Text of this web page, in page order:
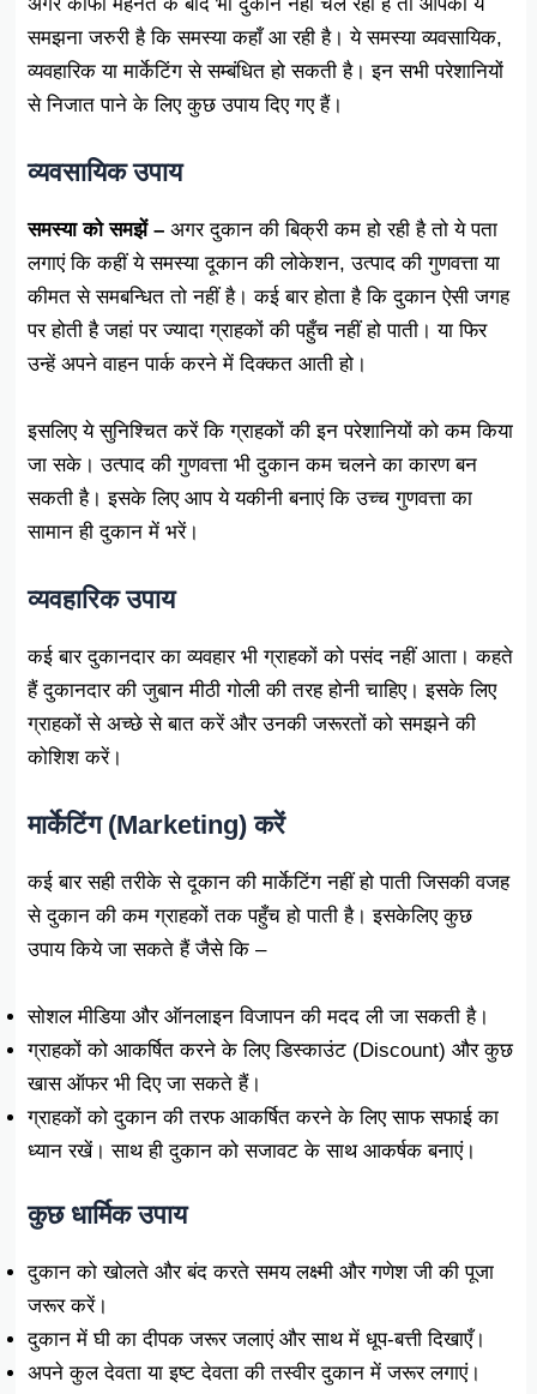
अगर काफी मेहनत के बाद भी दुकान नहीं चल रही है तो आपको ये
समझना जरुरी है कि समस्या कहाँ आ रही है। ये समस्या व्यवसायिक,
व्यवहारिक या मार्केटिंग से सम्बंधित हो सकती है। इन सभी परेशानियों
से निजात पाने के लिए कुछ उपाय दिए गए हैं।
व्यवसायिक उपाय
समस्या को समझें – अगर दुकान की बिक्री कम हो रही है तो ये पता
लगाएं कि कहीं ये समस्या दूकान की लोकेशन, उत्पाद की गुणवत्ता या
कीमत से समबन्धित तो नहीं है। कई बार होता है कि दुकान ऐसी जगह
पर होती है जहां पर ज्यादा ग्राहकों की पहुँच नहीं हो पाती। या फिर
उन्हें अपने वाहन पार्क करने में दिक्कत आती हो।
इसलिए ये सुनिश्चित करें कि ग्राहकों की इन परेशानियों को कम किया
जा सके। उत्पाद की गुणवत्ता भी दुकान कम चलने का कारण बन
सकती है। इसके लिए आप ये यकीनी बनाएं कि उच्च गुणवत्ता का
सामान ही दुकान में भरें।
व्यवहारिक उपाय
कई बार दुकानदार का व्यवहार भी ग्राहकों को पसंद नहीं आता। कहते
हैं दुकानदार की जुबान मीठी गोली की तरह होनी चाहिए। इसके लिए
ग्राहकों से अच्छे से बात करें और उनकी जरूरतों को समझने की
कोशिश करें।
मार्केटिंग (Marketing) करें
कई बार सही तरीके से दूकान की मार्केटिंग नहीं हो पाती जिसकी वजह
से दुकान की कम ग्राहकों तक पहुँच हो पाती है। इसकेलिए कुछ
उपाय किये जा सकते हैं जैसे कि –
सोशल मीडिया और ऑनलाइन विजापन की मदद ली जा सकती है।
ग्राहकों को आकर्षित करने के लिए डिस्काउंट (Discount) और कुछ
खास ऑफर भी दिए जा सकते हैं।
ग्राहकों को दुकान की तरफ आकर्षित करने के लिए साफ सफाई का
ध्यान रखें। साथ ही दुकान को सजावट के साथ आकर्षक बनाएं।
कुछ धार्मिक उपाय
दुकान को खोलते और बंद करते समय लक्ष्मी और गणेश जी की पूजा
जरूर करें।
दुकान में घी का दीपक जरूर जलाएं और साथ में धूप-बत्ती दिखाएँ।
अपने कुल देवता या इष्ट देवता की तस्वीर दुकान में जरूर लगाएं।